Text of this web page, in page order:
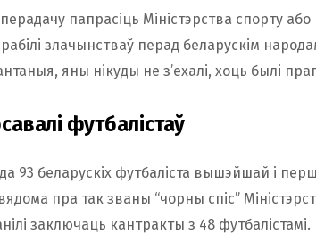
папрасіць Міністэрства спорту
злачынстваў перад беларускім
яны нікуды не з’ехалі, хоць былі
футбалістаў
93 беларускіх футбаліста вышэйшай і
пра так званы “чорны спіс”
заключаць кантракты з 48 футбалістамі.